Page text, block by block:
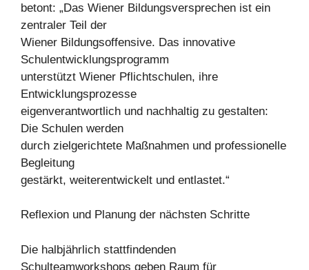
betont: „Das Wiener Bildungsversprechen ist ein
zentraler Teil der
Wiener Bildungsoffensive. Das innovative
Schulentwicklungsprogramm
unterstützt Wiener Pflichtschulen, ihre
Entwicklungsprozesse
eigenverantwortlich und nachhaltig zu gestalten:
Die Schulen werden
durch zielgerichtete Maßnahmen und professionelle
Begleitung
gestärkt, weiterentwickelt und entlastet.“
Reflexion und Planung der nächsten Schritte
Die halbjährlich stattfindenden
Schulteamworkshops geben Raum für